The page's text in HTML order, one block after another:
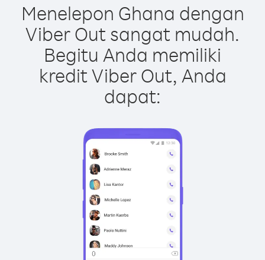
Menelepon Ghana dengan
Viber Out sangat mudah.
Begitu Anda memiliki
kredit Viber Out, Anda
dapat: